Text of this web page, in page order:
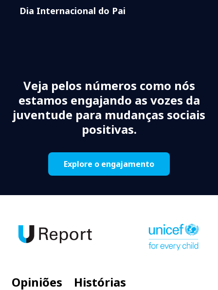
Dia Internacional do Pai
Veja pelos números como nós
estamos engajando as vozes da
juventude para mudanças sociais
positivas.
Explore o engajamento
Opiniões Histórias